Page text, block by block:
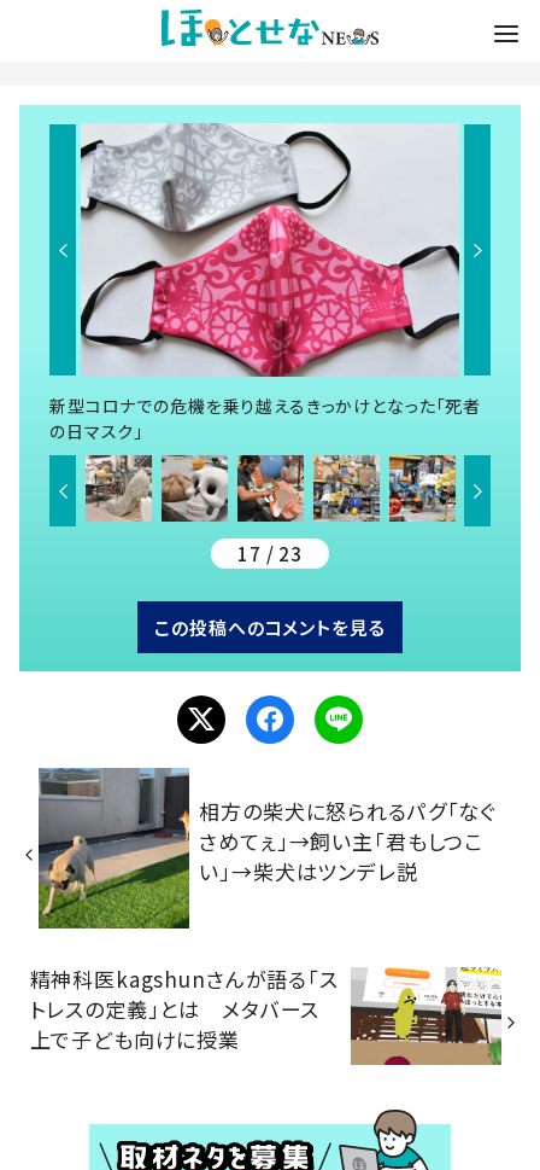
新型コロナでの危機を乗り越えるきっかけとなった「死者
の日マスク」
17 / 23
この投稿へのコメントを見る
相方の柴犬に怒られるパグ「なぐ
さめてぇ」→飼い主「君もしつこ
い」→柴犬はツンデレ説
精神科医kagshunさんが語る「ス
トレスの定義」とは メタバース
上で子ども向けに授業